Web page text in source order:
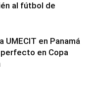
al fútbol de
UMECIT en Panamá
en Copa